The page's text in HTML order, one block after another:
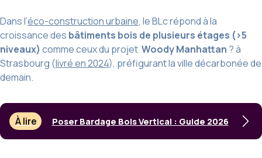
Dans l’éco-construction urbaine, le BLc répond à la
croissance des bâtiments bois de plusieurs étages (>5
niveaux) comme ceux du projet Woody Manhattan ? à
Strasbourg (livré en 2024), préfigurant la ville décarbonée de
demain.
À lire Poser Bardage Bois Vertical : Guide 2026